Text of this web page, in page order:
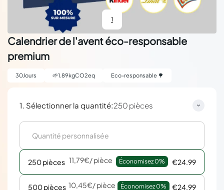
1
Calendrier de l'avent éco-responsable
premium
30Jours 🌱1.89kgCO2eq Eco-responsable 🌳
1. Sélectionner la quantité:250 pièces
250 pièces 11,79€/ pièce Économisez 0% €24.99
500 pièces 10,45€/ pièce Économisez 0% €24.99